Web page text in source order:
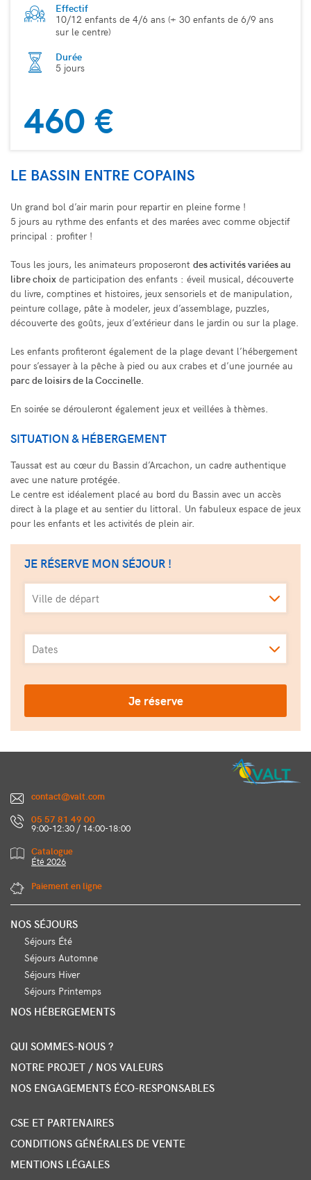
Effectif
10/12 enfants de 4/6 ans (+ 30 enfants de 6/9 ans
sur le centre)
Durée
5 jours
460 €
LE BASSIN ENTRE COPAINS
Un grand bol d’air marin pour repartir en pleine forme !
5 jours au rythme des enfants et des marées avec comme objectif
principal : profiter !
Tous les jours, les animateurs proposeront des activités variées au
libre choix de participation des enfants : éveil musical, découverte
du livre, comptines et histoires, jeux sensoriels et de manipulation,
peinture collage, pâte à modeler, jeux d’assemblage, puzzles,
découverte des goûts, jeux d’extérieur dans le jardin ou sur la plage.
Les enfants profiteront également de la plage devant l’hébergement
pour s’essayer à la pêche à pied ou aux crabes et d’une journée au
parc de loisirs de la Coccinelle.
En soirée se dérouleront également jeux et veillées à thèmes.
SITUATION & HÉBERGEMENT
Taussat est au cœur du Bassin d’Arcachon, un cadre authentique
avec une nature protégée.
Le centre est idéalement placé au bord du Bassin avec un accès
direct à la plage et au sentier du littoral. Un fabuleux espace de jeux
pour les enfants et les activités de plein air.
JE RÉSERVE MON SÉJOUR !
Ville de départ
Dates
Je réserve
contact@valt.com
05 57 81 49 00
9:00-12:30 / 14:00-18:00
Catalogue
Été 2026
Paiement en ligne
NOS SÉJOURS
Séjours Été
Séjours Automne
Séjours Hiver
Séjours Printemps
NOS HÉBERGEMENTS
QUI SOMMES-NOUS ?
NOTRE PROJET / NOS VALEURS
NOS ENGAGEMENTS ÉCO-RESPONSABLES
CSE ET PARTENAIRES
CONDITIONS GÉNÉRALES DE VENTE
MENTIONS LÉGALES